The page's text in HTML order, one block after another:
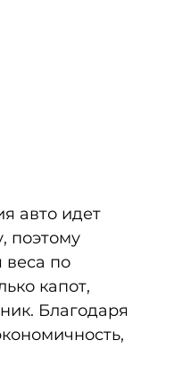
авто идет
поэтому
веса по
капот,
Благодаря